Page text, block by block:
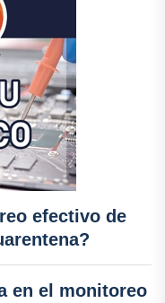
efectivo de
en el monitoreo